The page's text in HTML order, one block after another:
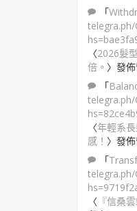
「
telegra.ph/
〈2026髮
倍。 〉發
「
telegra.ph/
〈年輕系
感！ 〉發
「
telegra.ph/
〈 『信桑